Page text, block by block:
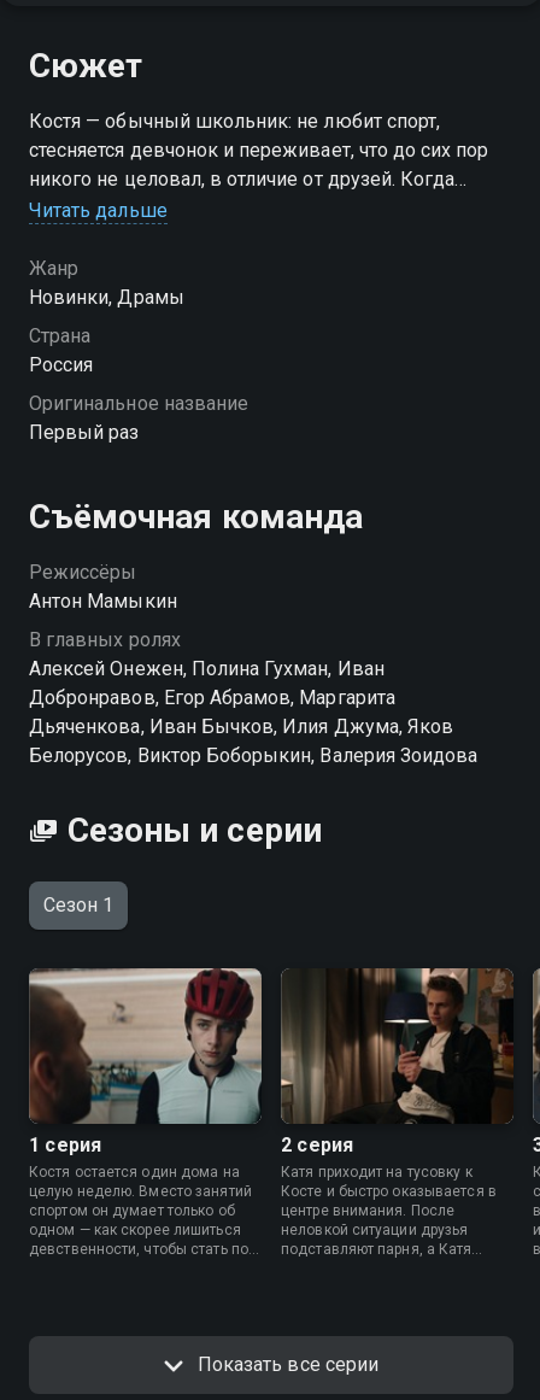
Сюжет
Костя — обычный школьник: не любит спорт,
стесняется девчонок и переживает, что до сих пор
никого не целовал, в отличие от друзей. Когда
родители уезжают, он решает устроить вечеринку —
него внимание. Алкоголь, тайная тусовка,
одноклассники… Всё вроде бы по плану. Но именно
с этой ночи начинается для Кости сумбурная гонка за
взрослостью. Он сталкивается с неловкостью,
которые навсегда меняют его представление о том,
что значит «повзрослеть». «Первый раз» — смотрите
Читать дальше
Жанр
Новинки, Драмы
Страна
Россия
Оригинальное название
Первый раз
Съёмочная команда
Режиссёры
Антон Мамыкин
В главных ролях
Алексей Онежен, Полина Гухман, Иван
Добронравов, Егор Абрамов, Маргарита
Дьяченкова, Иван Бычков, Илия Джума, Яков
Белорусов, Виктор Боборыкин, Валерия Зоидова
Сезоны и серии
Сезон 1
1 серия
Костя остается один дома на
целую неделю. Вместо занятий
спортом он думает только об
одном — как скорее лишиться
девственности, чтобы стать по-
Пытаясь исправить ситуацию,
парень соглашается на
2 серия
Катя приходит на тусовку к
Косте и быстро оказывается в
центре внимания. После
неловкой ситуации друзья
подставляют парня, а Катя
за внимание подруги.
Показать все серии